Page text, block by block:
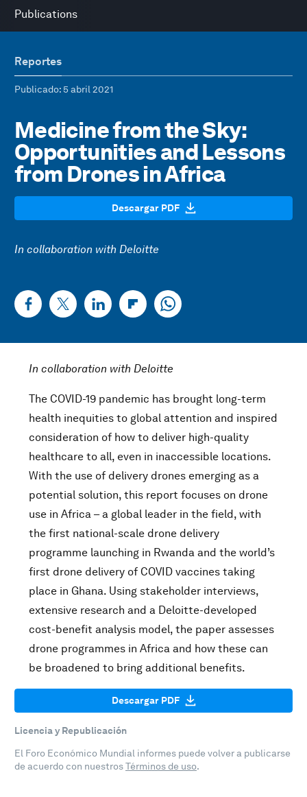
Publications
Reportes
Publicado: 5 abril 2021
Medicine from the Sky:
Opportunities and Lessons
from Drones in Africa
Descargar PDF
In collaboration with Deloitte
In collaboration with Deloitte
The COVID-19 pandemic has brought long-term
health inequities to global attention and inspired
consideration of how to deliver high-quality
healthcare to all, even in inaccessible locations.
With the use of delivery drones emerging as a
potential solution, this report focuses on drone
use in Africa – a global leader in the field, with
the first national-scale drone delivery
programme launching in Rwanda and the world’s
first drone delivery of COVID vaccines taking
place in Ghana. Using stakeholder interviews,
extensive research and a Deloitte-developed
cost-benefit analysis model, the paper assesses
drone programmes in Africa and how these can
be broadened to bring additional benefits.
Descargar PDF
Licencia y Republicación
El Foro Económico Mundial informes puede volver a publicarse
de acuerdo con nuestrosTérminos de uso.